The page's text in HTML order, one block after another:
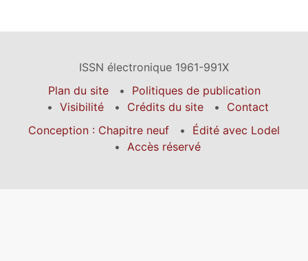
ISSN électronique 1961-991X
Plan du site
Politiques de publication
Visibilité
Crédits du site
Contact
Conception : Chapitre neuf
Édité avec Lodel
Accès réservé